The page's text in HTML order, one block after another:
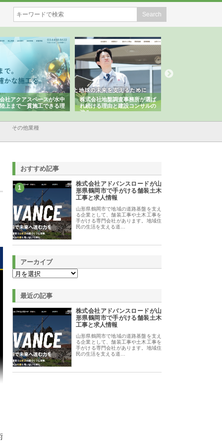
社アクアスペースが水中
上まで一貫施工できる理
株式会社地盤調査事務所が選ば
れ続ける理由と建設コンサルの
強み
その他業種
おすすめ記事
1
株式会社アドバンスロードが山
形県鶴岡市で手がける舗装土木
工事と求人情報
山形県鶴岡市で地域の道路基盤を支え
る企業として、舗装工事や土木工事を
手がける専門会社があります。地域住
民の生活を支える道…
アーカイブ
最近の記事
株式会社アドバンスロードが山
形県鶴岡市で手がける舗装土木
工事と求人情報
山形県鶴岡市で地域の道路基盤を支え
る企業として、舗装工事や土木工事を
手がける専門会社があります。地域住
民の生活を支える道…